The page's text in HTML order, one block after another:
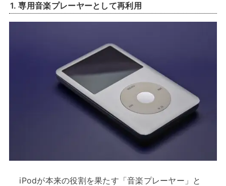
1.専用音楽プレーヤーとして再利用
iPodが本来の役割を果たす「音楽プレーヤー」と